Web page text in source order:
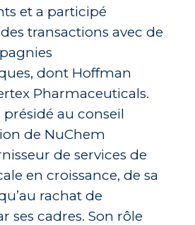
et a participé
transactions avec de
dont Hoffman
Pharmaceuticals.
présidé au conseil
de NuChem
de services de
en croissance, de sa
rachat de
ses cadres. Son rôle